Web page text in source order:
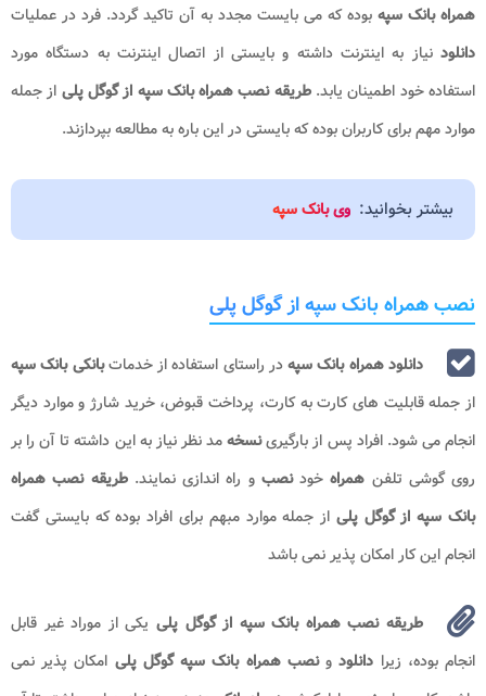
همراه بانک سپه بوده که می بایست مجدد به آن تاکید گردد. فرد در عملیات
دانلودنیاز به اینترنت داشته و بایستی از اتصال اینترنت به دستگاه مورد
استفاده خود اطمینان یابد.طریقه نصب همراه بانک سپه از گوگل پلی از جمله
موارد مهم برای کاربران بوده که بایستی در این باره به مطالعه بپردازند.
بیشتر بخوانید: وی بانک سپه
نصب همراه بانک سپه از گوگل پلی
دانلود همراه بانک سپهدر راستای استفاده از خدماتبانکی بانک سپه
از جمله قابلیت های کارت به کارت، پرداخت قبوض، خرید شارژ و موارد دیگر
انجام می شود. افراد پس از بارگیرینسخهمد نظر نیاز به این داشته تا آن را بر
روی گوشی تلفن همراه خودنصبو راه اندازی نمایند.طریقه نصب همراه
بانک سپه از گوگل پلی از جمله موارد مبهم برای افراد بوده که بایستی گفت
انجام این کار امکان پذیر نمی باشد
طریقه نصب همراه بانک سپه از گوگل پلی یکی از موراد غیر قابل
انجام بوده، زیرا دانلود ونصب همراه بانک سپه گوگل پلی امکان پذیر نمی